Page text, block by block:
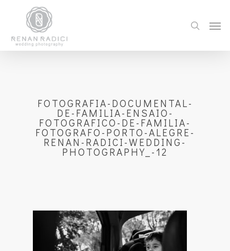
FOTOGRAFIA-DOCUMENTAL-
DE-FAMILIA-ENSAIO-
FOTOGRAFICO-DE-FAMILIA-
FOTOGRAFO-PORTO-ALEGRE-
RENAN-RADICI-WEDDING-
PHOTOGRAPHY_-12